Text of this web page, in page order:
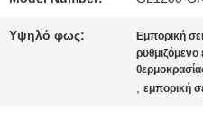
ΈΛΕΓΧΟΣ
ΠΟΙΌΤΗΤΑΣ
Υψηλό φως: Εμπορική
ρυθμιζόμενο
,εμπορική